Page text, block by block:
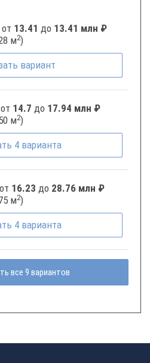
от 13.41 до 13.41 млн ₽
м2)
вариант
от 14.7 до 17.94 млн ₽
м2)
4 варианта
от 16.23 до 28.76 млн ₽
м2)
4 варианта
все 9 вариантов